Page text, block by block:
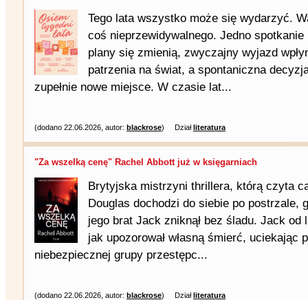
Tego lata wszystko może się wydarzyć.
coś nieprzewidywalnego. Jedno
plany się zmienią, zwyczajny wyjazd
patrzenia na świat, a spontaniczna
zupełnie nowe miejsce. W czasie lat...
(dodano 22.06.2026, autor: blackrose) Działliteratura
"Za wszelką cenę" Rachel Abbott już w księgarniach
Brytyjska mistrzyni thrillera, którą czyta
Douglas dochodzi do siebie po postrzale,
jego brat Jack zniknął bez śladu. Jack od
jak upozorował własną śmierć, uciekając
niebezpiecznej grupy przestępc...
(dodano 22.06.2026, autor: blackrose) Działliteratura